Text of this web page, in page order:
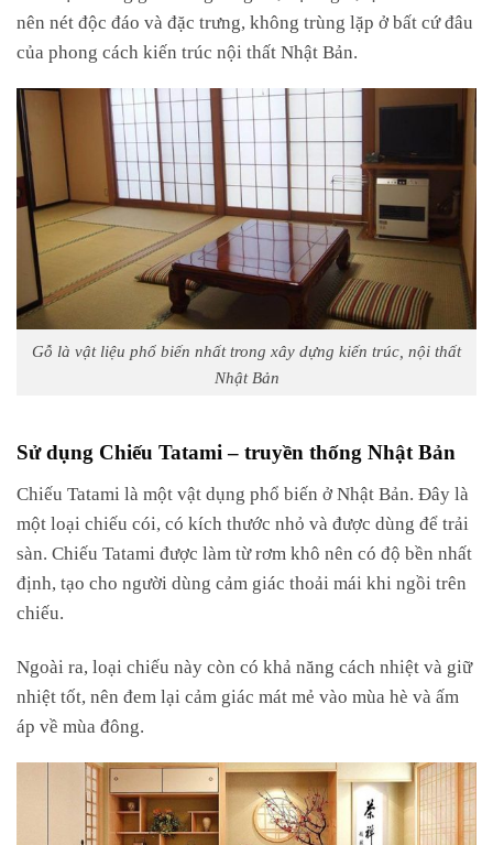
nên nét độc đáo và đặc trưng, không trùng lặp ở bất cứ đâu
của phong cách kiến trúc nội thất Nhật Bản.
Gỗ là vật liệu phổ biến nhất trong xây dựng kiến trúc, nội thất
Nhật Bản
Sử dụng Chiếu Tatami – truyền thống Nhật Bản
Chiếu Tatami là một vật dụng phổ biến ở Nhật Bản. Đây là
một loại chiếu cói, có kích thước nhỏ và được dùng để trải
sàn. Chiếu Tatami được làm từ rơm khô nên có độ bền nhất
định, tạo cho người dùng cảm giác thoải mái khi ngồi trên
chiếu.
Ngoài ra, loại chiếu này còn có khả năng cách nhiệt và giữ
nhiệt tốt, nên đem lại cảm giác mát mẻ vào mùa hè và ấm
áp về mùa đông.